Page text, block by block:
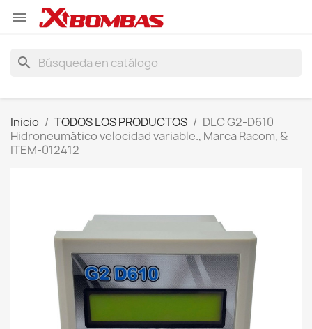

search
Inicio TODOS LOS PRODUCTOS
DLC G2-D610
Hidroneumático velocidad variable., Marca Racom, &
ITEM-012412